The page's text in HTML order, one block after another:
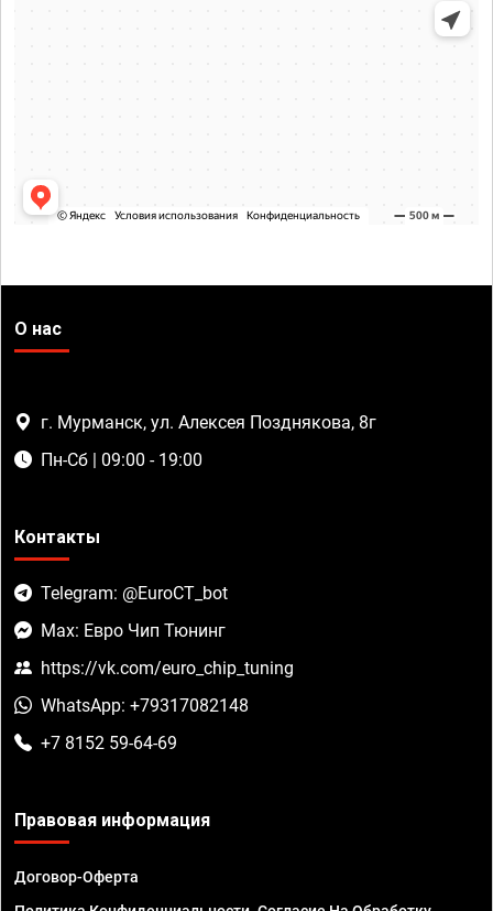
О нас
г. Мурманск, ул. Алексея Позднякова, 8г
Пн-Сб | 09:00 - 19:00
Контакты
Telegram: @EuroCT_bot
Max: Евро Чип Тюнинг
https://vk.com/euro_chip_tuning
WhatsApp: +79317082148
+7 8152 59-64-69
Правовая информация
Договор-Оферта